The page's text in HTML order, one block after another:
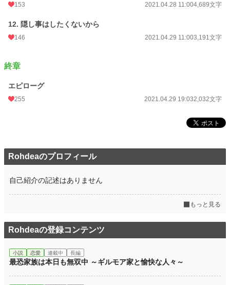
153 2021.04.28 11:004,689文字
12. 隠し事はしたくないから
146 2021.04.29 11:003,191文字
終章
エピローグ
255 2021.04.29 19:032,032文字
Rohdeaのプロフィール
自己紹介の記述はありません
もっと見る
Rohdeaの登録コンテンツ
小説 恋愛 連載中 長編
最恐家族は本日も無双中 ～ギルモア家と愉快な人々～